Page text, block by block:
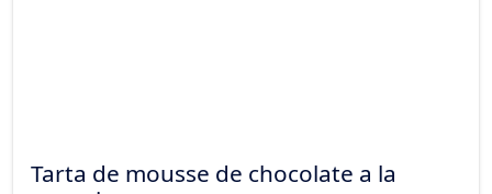
Tarta de mousse de chocolate a la